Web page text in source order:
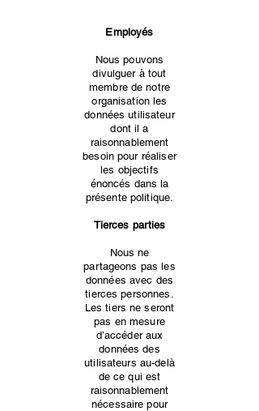
Employés
Nous pouvons
divulguer à tout
membre de notre
organisation les
données utilisateur
dont il a
raisonnablement
besoin pour réaliser
les objectifs
énoncés dans la
présente politique.
Tierces parties
Nous ne
partageons pas les
données avec des
tierces personnes.
Les tiers ne seront
pas en mesure
d’accéder aux
données des
utilisateurs au-delà
de ce qui est
raisonnablement
nécessaire pour